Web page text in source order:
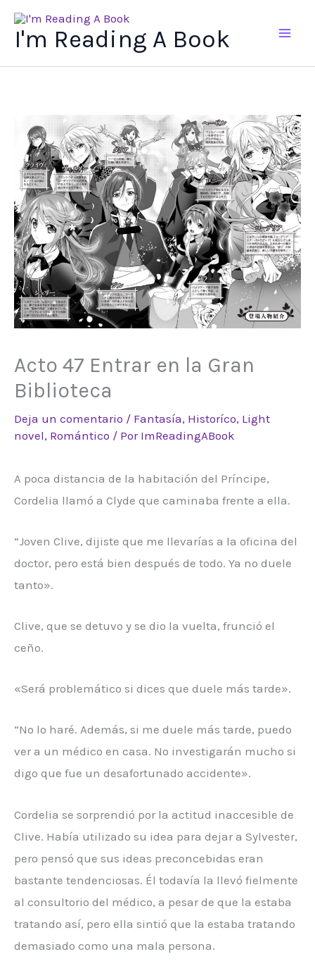
I'm Reading A Book
Acto 47 Entrar en la Gran
Biblioteca
Deja un comentario / Fantasía, Historíco, Light
novel, Romántico / Por ImReadingABook
A poca distancia de la habitación del Príncipe,
Cordelia llamó a Clyde que caminaba frente a ella.
“Joven Clive, dijiste que me llevarías a la oficina del
doctor, pero está bien después de todo. Ya no duele
tanto».
Clive, que se detuvo y se dio la vuelta, frunció el
ceño.
«Será problemático si dices que duele más tarde».
“No lo haré. Además, si me duele más tarde, puedo
ver a un médico en casa. No investigarán mucho si
digo que fue un desafortunado accidente».
Cordelia se sorprendió por la actitud inaccesible de
Clive. Había utilizado su idea para dejar a Sylvester,
pero pensó que sus ideas preconcebidas eran
bastante tendenciosas. Él todavía la llevó fielmente
al consultorio del médico, a pesar de que la estaba
tratando así, pero ella sintió que la estaba tratando
demasiado como una mala persona.